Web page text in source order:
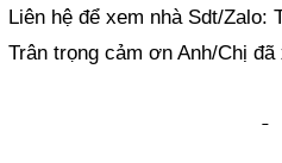
Liên hệ để xem nhà Sdt/Zalo:
Trân trọng cảm ơn Anh/Chị